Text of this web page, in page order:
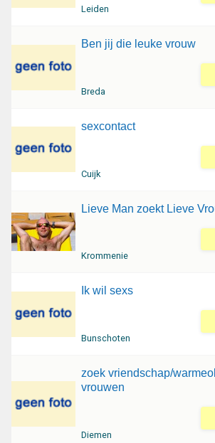
Leiden
Ben jij die leuke vrouw
Breda
sexcontact
Cuijk
Lieve Man zoekt Lieve
Krommenie
Ik wil sexs
Bunschoten
zoek vriendschap/
vrouwen
Diemen